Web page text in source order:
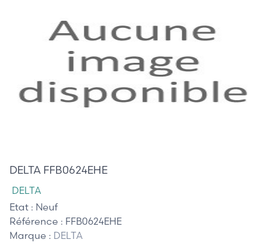
DELTA FFB0624EHE
DELTA
Etat : Neuf
Référence : FFB0624EHE
Marque : DELTA